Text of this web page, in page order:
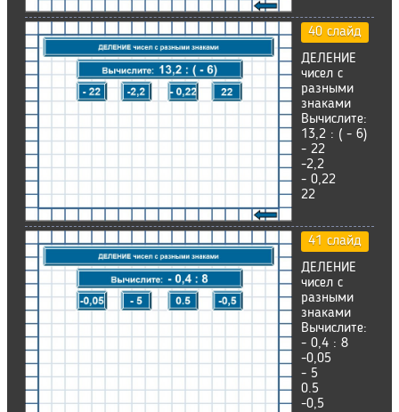
40 слайд
ДЕЛЕНИЕ
чисел с
разными
знаками
Вычислите:
13,2 : ( - 6)
- 22
-2,2
- 0,22
22
41 слайд
ДЕЛЕНИЕ
чисел с
разными
знаками
Вычислите:
- 0,4 : 8
-0,05
- 5
0.5
-0,5